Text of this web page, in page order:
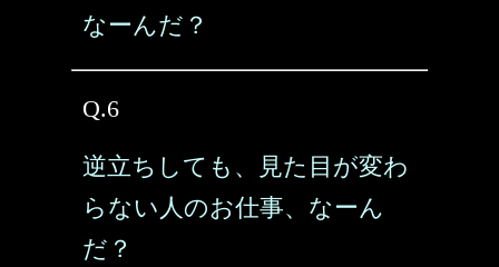
なーんだ？
Q.6
逆立ちしても、見た目が変わ
らない人のお仕事、なーん
だ？